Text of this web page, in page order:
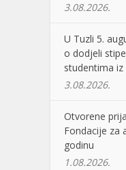
3.08.2026.
U Tuzli 5.
o dodjeli
studentima
3.08.2026.
Otvorene
Fondacije za
godinu
1.08.2026.